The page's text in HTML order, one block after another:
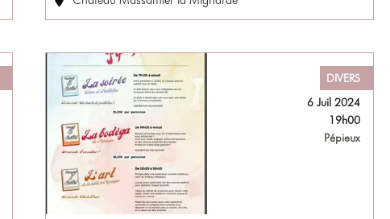
DIVERS
6 Juil 2024
19h00
Pépieux